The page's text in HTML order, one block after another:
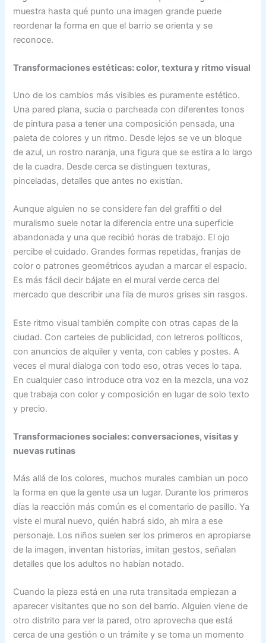
muestra hasta qué punto una imagen grande puede
reordenar la forma en que el barrio se orienta y se
reconoce.
Transformaciones estéticas: color, textura y ritmo visual
Uno de los cambios más visibles es puramente estético.
Una pared plana, sucia o parcheada con diferentes tonos
de pintura pasa a tener una composición pensada, una
paleta de colores y un ritmo. Desde lejos se ve un bloque
de azul, un rostro naranja, una figura que se estira a lo largo
de la cuadra. Desde cerca se distinguen texturas,
pinceladas, detalles que antes no existían.
Aunque alguien no se considere fan del graffiti o del
muralismo suele notar la diferencia entre una superficie
abandonada y una que recibió horas de trabajo. El ojo
percibe el cuidado. Grandes formas repetidas, franjas de
color o patrones geométricos ayudan a marcar el espacio.
Es más fácil decir bájate en el mural verde cerca del
mercado que describir una fila de muros grises sin rasgos.
Este ritmo visual también compite con otras capas de la
ciudad. Con carteles de publicidad, con letreros políticos,
con anuncios de alquiler y venta, con cables y postes. A
veces el mural dialoga con todo eso, otras veces lo tapa.
En cualquier caso introduce otra voz en la mezcla, una voz
que trabaja con color y composición en lugar de solo texto
y precio.
Transformaciones sociales: conversaciones, visitas y
nuevas rutinas
Más allá de los colores, muchos murales cambian un poco
la forma en que la gente usa un lugar. Durante los primeros
días la reacción más común es el comentario de pasillo. Ya
viste el mural nuevo, quién habrá sido, ah mira a ese
personaje. Los niños suelen ser los primeros en apropiarse
de la imagen, inventan historias, imitan gestos, señalan
detalles que los adultos no habían notado.
Cuando la pieza está en una ruta transitada empiezan a
aparecer visitantes que no son del barrio. Alguien viene de
otro distrito para ver la pared, otro aprovecha que está
cerca de una gestión o un trámite y se toma un momento